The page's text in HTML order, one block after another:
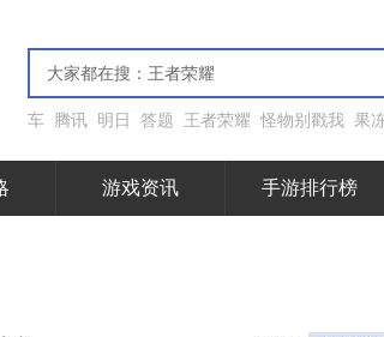
车 腾讯 明日 答题 王者荣耀 怪物别戳我 果
游戏资讯 手游排行榜